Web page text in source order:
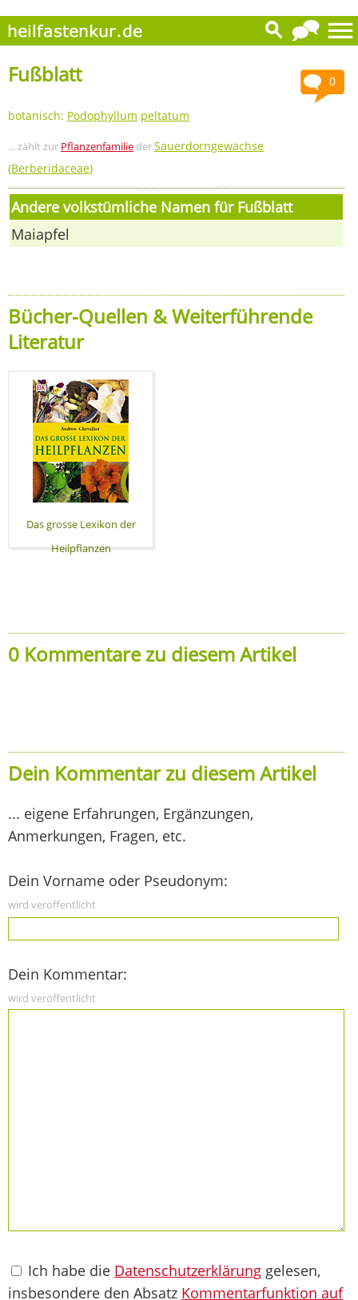
0
Fußblatt
botanisch: Podophyllum peltatum
... zählt zur Pflanzenfamilie derSauerdorngewächse
(Berberidaceae)
Andere volkstümliche Namen für Fußblatt
Maiapfel
Bücher-Quellen & Weiterführende
Literatur
Das grosse Lexikon der
Heilpflanzen
0 Kommentare zu diesem Artikel
Dein Kommentar zu diesem Artikel
... eigene Erfahrungen, Ergänzungen,
Anmerkungen, Fragen, etc.
Dein Vorname oder Pseudonym:
wird veröffentlicht
Dein Kommentar:
wird veröffentlicht
Ich habe die Datenschutzerklärung gelesen,
insbesondere den Absatz Kommentarfunktion auf